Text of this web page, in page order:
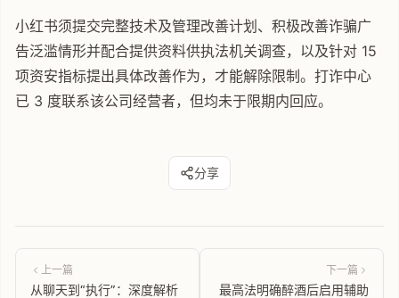
小红书须提交完整技术及管理改善计划、积极改善诈骗广
告泛滥情形并配合提供资料供执法机关调查，以及针对 15
项资安指标提出具体改善作为，才能解除限制。打诈中心
已 3 度联系该公司经营者，但均未于限期内回应。
分享
上一篇
从聊天到“执行”：深度解析
下一篇
最高法明确醉酒后启用辅助